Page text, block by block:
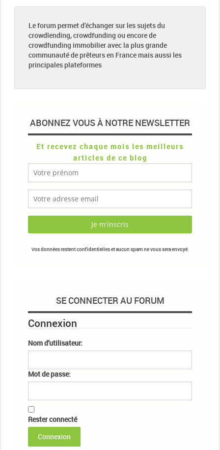
Le forum permet d’échanger sur les sujets du
crowdlending, crowdfunding ou encore de
crowdfunding immobilier avec la plus grande
communauté de prêteurs en France mais aussi les
principales plateformes
ABONNEZ VOUS À NOTRE NEWSLETTER
Et recevez chaque mois les meilleurs
articles de ce blog
Vos données restent confidentielles et aucun spam ne vous sera envoyé.
SE CONNECTER AU FORUM
Connexion
Nom d'utilisateur:
Mot de passe:
Rester connecté
Connexion